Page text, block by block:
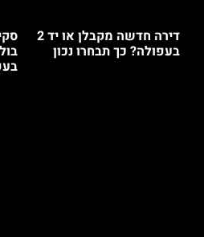
דירה חדשה מקבלן או יד 2
בעפולה? כך תבחרו נכון